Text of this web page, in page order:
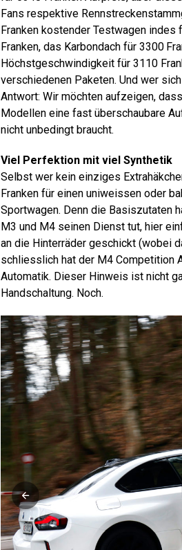
Fans respektive
Franken kostender Testwagen
Franken, das Karbondach für 3300
Höchstgeschwindigkeit für 3110
verschiedenen Paketen. Und wer
Antwort: Wir möchten aufzeigen,
Modellen eine fast überschaubare
nicht unbedingt braucht.
Viel Perfektion mit viel Synthetik
Selbst wer kein einziges
Franken für einen uniweissen oder
Sportwagen. Denn die Basiszutaten
M3 und M4 seinen Dienst tut, hier
an die Hinterräder geschickt (wobei
schliesslich hat der M4 Competition
Automatik. Dieser Hinweis ist nicht
Handschaltung. Noch.